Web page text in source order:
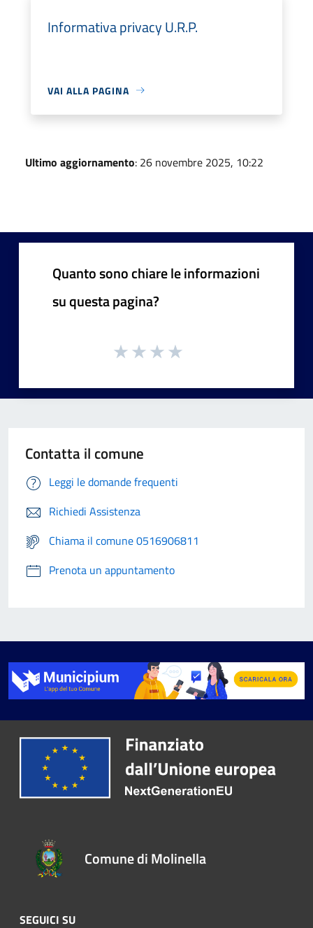
Informativa privacy U.R.P.
VAI ALLA PAGINA
Ultimo aggiornamento: 26 novembre 2025, 10:22
Quanto sono chiare le informazioni
su questa pagina?
Contatta il comune
Leggi le domande frequenti
Richiedi Assistenza
Chiama il comune 0516906811
Prenota un appuntamento
Comune di Molinella
SEGUICI SU